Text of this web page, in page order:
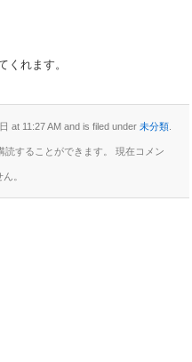
くれます。
at 11:27 AM and is filed under 未分類.
読することができます。 現在コメン
。